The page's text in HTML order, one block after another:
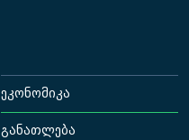
ეკონომიკა
განათლება